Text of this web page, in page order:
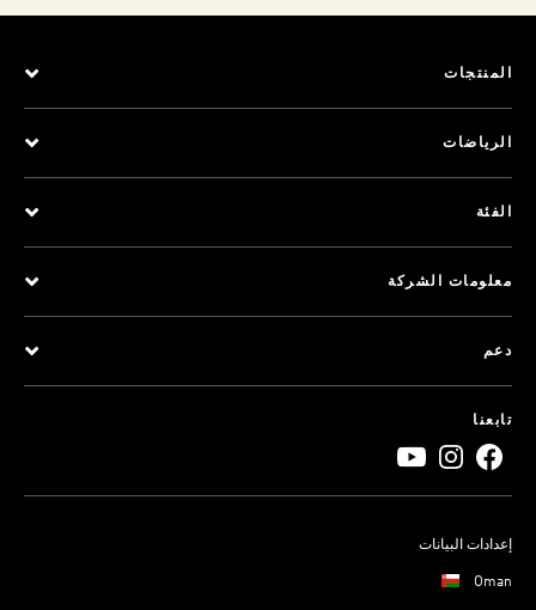
المنتجات
الرياضات
الفئة
معلومات الشركة
دعم
تابعنا
إعدادات البيانات
Oman